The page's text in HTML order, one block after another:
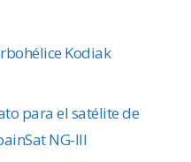
Kodiak
para el satélite de
NG-III